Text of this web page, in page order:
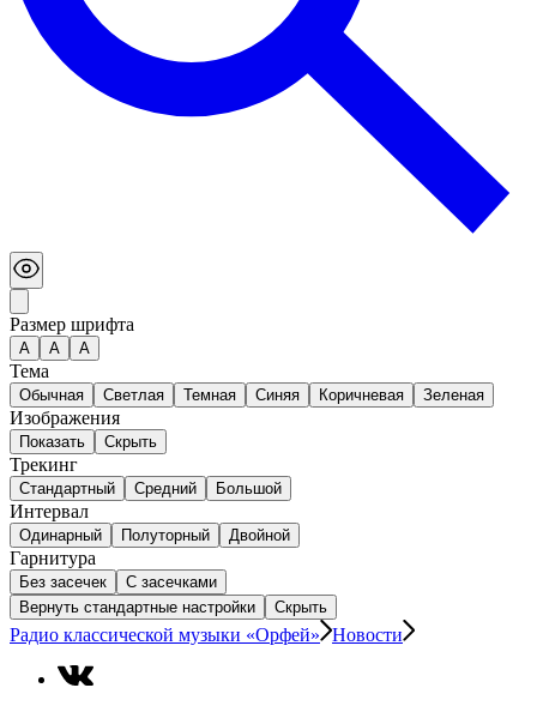
Размер шрифта
А A A
Тема
Обычная Светлая Темная Синяя Коричневая Зеленая
Изображения
Показать Скрыть
Трекинг
Стандартный Средний Большой
Интервал
Одинарный Полуторный Двойной
Гарнитура
Без засечек
С засечками
Вернуть стандартные настройки
Скрыть
Радио классической музыки «Орфей» Новости